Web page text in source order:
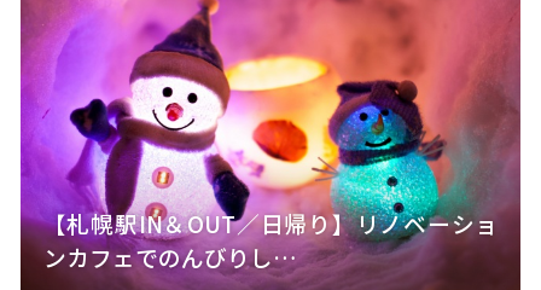
【札幌駅IN＆OUT／日帰り】リノベーショ
ンカフェでのんびりし…